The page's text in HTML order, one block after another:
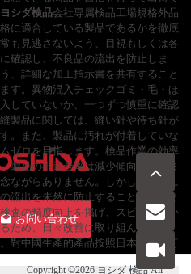
ヨシダ検品会社専属検品工場規格外品
に適合している製品であるかを徹底
も見逃さないよう、目視もしくは各
確認し、不良品の流出を防止しま
、詳細な加工指示書を共有すること
す。異物混入チェックゴミ・毛・ほ
していないか、一つずつ慎重に確認
製品に関しては、縫い針や待ち針が
。また、製品に汚れが付着していな
ゼロを目指します。検品作業の効率
製品の不適合率は減少傾向にありま
ながらありません。しかし、慎重に
流出を未然に防止することができま
査の精度向上を掲げ、スピーディか
ため、日々改善に取り組んでいま
對中國生產的產品按照日本標準進行
お問い合わせ
Copyright ©2026 ヨシダ 検品All